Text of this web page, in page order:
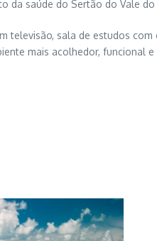
saúde do Sertão do Vale
sala de estudos
mais acolhedor, funcional